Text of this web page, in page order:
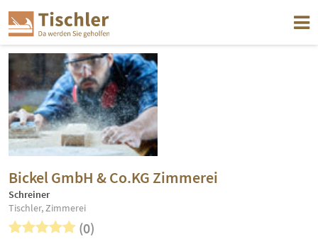
Bickel GmbH & Co.KG Zimmerei
Schreiner
Tischler, Zimmerei
(0)